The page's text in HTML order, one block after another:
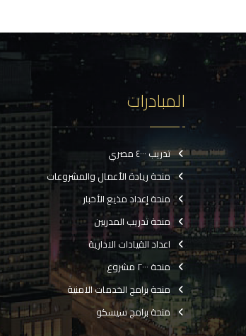
المبادرات
تدريب ٤٠٠٠ مصري
منحة ريادة الأعمال والمشروعات
منحة إعداد مذيع الأخبار
منحة تدريب المدربين
اعداد القيادات الادارية
منحة ٢٠٠٠ مشروع
منحة برامج الخدمات الامنية
منحة برامج سيسكو